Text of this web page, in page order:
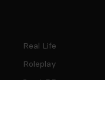
Real Life
Roleplay
Semi-RP